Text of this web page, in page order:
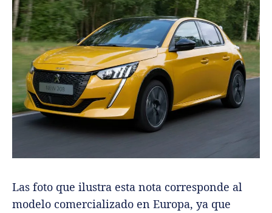
Las foto que ilustra esta nota corresponde al
modelo comercializado en Europa, ya que